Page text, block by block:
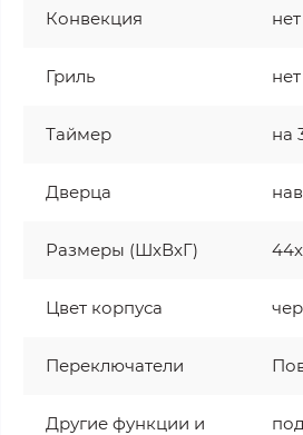
Конвекция нет
Гриль нет
Таймер на
Дверца
Размеры (ШxВxГ)
Цвет корпуса
Переключатели
Другие функции и